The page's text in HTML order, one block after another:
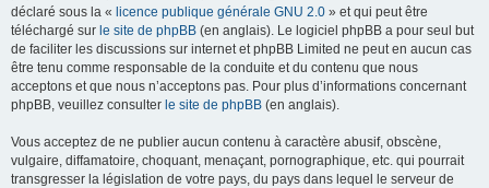
déclaré sous la « licence publique générale GNU 2.0 » et qui peut être
téléchargé sur le site de phpBB (en anglais). Le logiciel phpBB a pour seul but
de faciliter les discussions sur internet et phpBB Limited ne peut en aucun cas
être tenu comme responsable de la conduite et du contenu que nous
acceptons et que nous n’acceptons pas. Pour plus d’informations concernant
phpBB, veuillez consulter le site de phpBB (en anglais).
Vous acceptez de ne publier aucun contenu à caractère abusif, obscène,
vulgaire, diffamatoire, choquant, menaçant, pornographique, etc. qui pourrait
transgresser la législation de votre pays, du pays dans lequel le serveur de